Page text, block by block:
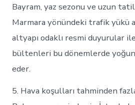
Bayram, yaz sezonu ve uzun
Marmara yönündeki trafik yükü
altyapı odaklı resmi duyurular
bültenleri bu dönemlerde
eder.
5. Hava koşulları tahminden